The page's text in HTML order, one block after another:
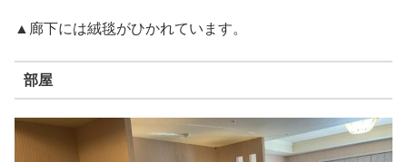
▲廊下には絨毯がひかれています。
部屋